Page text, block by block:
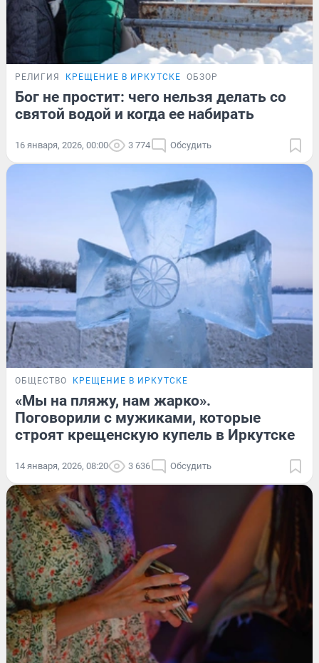
РЕЛИГИЯ КРЕЩЕНИЕ В ИРКУТСКЕ ОБЗОР
Бог не простит: чего нельзя делать со
святой водой и когда ее набирать
16 января, 2026, 00:00 3 774 Обсудить
ОБЩЕСТВО КРЕЩЕНИЕ В ИРКУТСКЕ
«Мы на пляжу, нам жарко».
Поговорили с мужиками, которые
строят крещенскую купель в Иркутске
14 января, 2026, 08:20 3 636 Обсудить